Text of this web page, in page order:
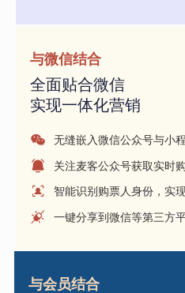
与微信结合
全面贴合微信
实现一体化营销
无缝嵌入微信公众号与小
关注麦客公众号获取实时
智能识别购票人身份，实
一键分享到微信等第三方
与会员结合